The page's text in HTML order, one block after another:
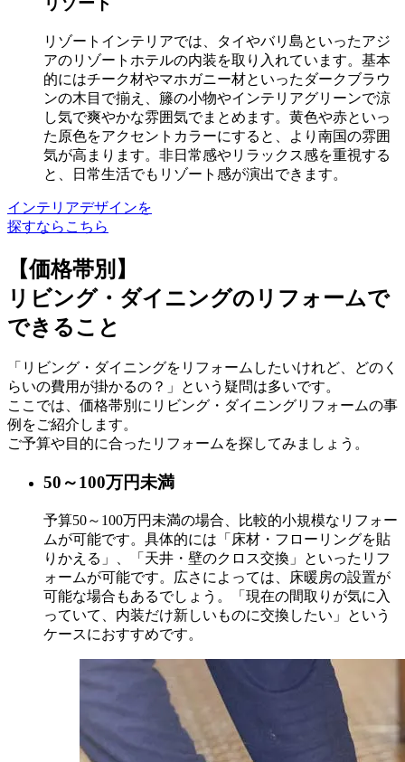
リゾートインテリアでは、タイやバリ島といったアジ
アのリゾートホテルの内装を取り入れています。基本
的にはチーク材やマホガニー材といったダークブラウ
ンの木目で揃え、籐の小物やインテリアグリーンで涼
し気で爽やかな雰囲気でまとめます。黄色や赤といっ
た原色をアクセントカラーにすると、より南国の雰囲
気が高まります。非日常感やリラックス感を重視する
と、日常生活でもリゾート感が演出できます。
インテリアデザインを
探すならこちら
【価格帯別】
リビング・ダイニングのリフォームで
できること
「リビング・ダイニングをリフォームしたいけれど、どのく
らいの費用が掛かるの？」という疑問は多いです。
ここでは、価格帯別にリビング・ダイニングリフォームの事
例をご紹介します。
ご予算や目的に合ったリフォームを探してみましょう。
50～100万円未満
予算50～100万円未満の場合、比較的小規模なリフォー
ムが可能です。具体的には「床材・フローリングを貼
りかえる」、「天井・壁のクロス交換」といったリフ
ォームが可能です。広さによっては、床暖房の設置が
可能な場合もあるでしょう。「現在の間取りが気に入
っていて、内装だけ新しいものに交換したい」という
ケースにおすすめです。